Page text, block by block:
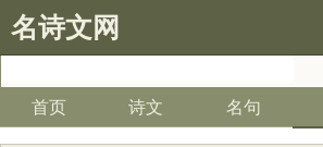
名诗文网
首页 诗文 名句